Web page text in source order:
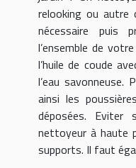
relooking ou autre
nécessaire puis
l’ensemble de
l’huile de coude
l’eau
ainsi les
déposées.
nettoyeur à haute
supports. Il faut